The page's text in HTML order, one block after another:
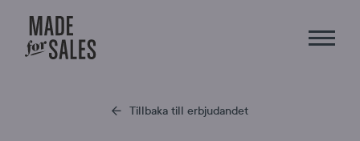
Tillbaka till erbjudandet